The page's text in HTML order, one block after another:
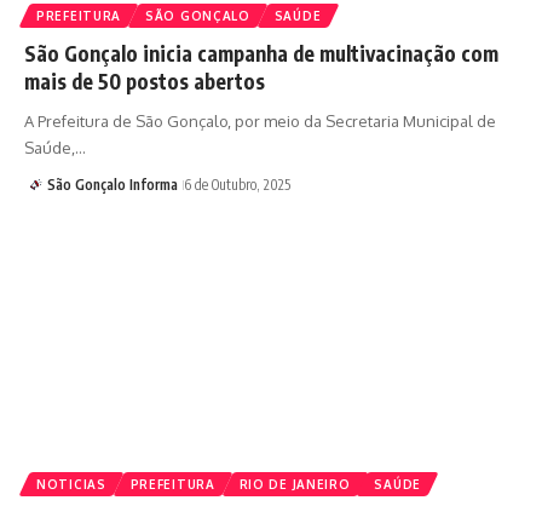
PREFEITURA SÃO GONÇALO SAÚDE
São Gonçalo inicia campanha de multivacinação com
mais de 50 postos abertos
A Prefeitura de São Gonçalo, por meio da Secretaria Municipal de
Saúde,…
São Gonçalo Informa 6 de Outubro, 2025
NOTICIAS PREFEITURA RIO DE JANEIRO SAÚDE